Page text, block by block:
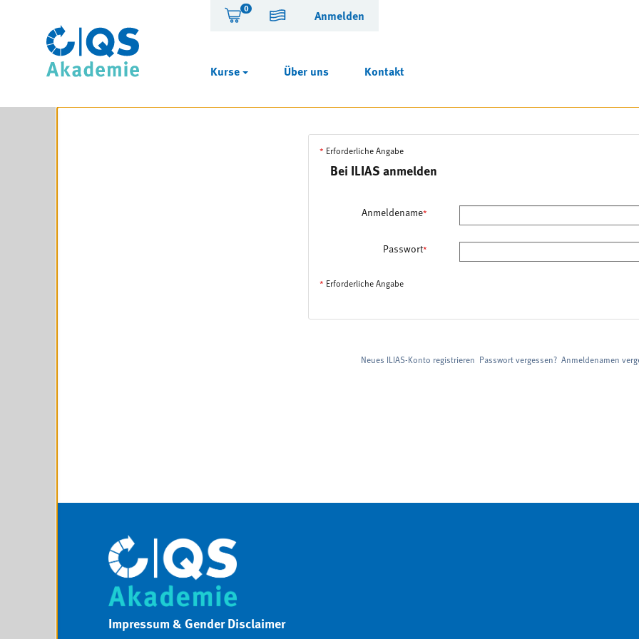
0 Anmelden
Kurse Über uns Kontakt
* Erforderliche Angabe
Bei ILIAS anmelden
Anmeldename*
Passwort*
* Erforderliche Angabe
Neues ILIAS-Konto registrieren Passwort vergessen? Anmeldenamen
Impressum & Gender Disclaimer